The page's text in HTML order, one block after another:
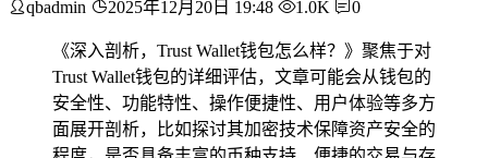
qbadmin 2025年12月20日 19:48 1.0K 0
《深入剖析，Trust Wallet钱包怎么样？》聚焦于对
Trust Wallet钱包的详细评估，文章可能会从钱包的
安全性、功能特性、操作便捷性、用户体验等多方
面展开剖析，比如探讨其加密技术保障资产安全的